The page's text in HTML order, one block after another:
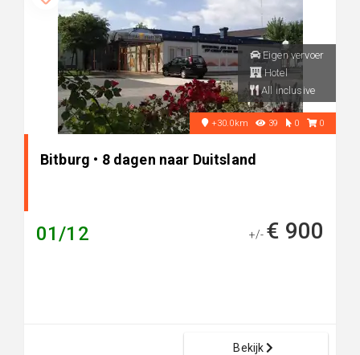
Eigen vervoer
Hotel
All inclusive
+30.0km 39 0 0
Bitburg • 8 dagen naar Duitsland
01/12 +/- € 900
Bekijk